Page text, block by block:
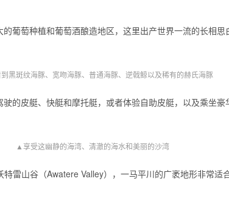
葡萄种植和葡萄酒酿造地区，这里出产世界一流的长相思
黑斑纹海豚、宽吻海豚、普通海豚、逆戟鲸以及稀有的赫氏海豚
的皮艇、快艇和摩托艇，或者体验自助皮艇，以及乘坐
▲享受这幽静的海湾、清澈的海水和美丽的沙湾
雷山谷（Awatere Valley），一马平川的广袤地形非常